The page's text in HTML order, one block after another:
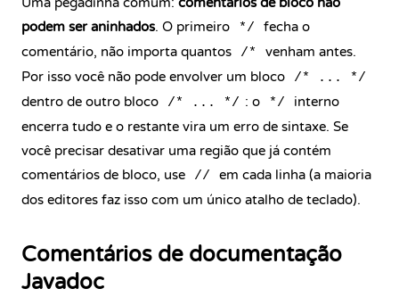
podem ser aninhados. O primeiro */
fecha o
comentário, não importa quantos
/*
venham antes.
Por isso você não pode envolver um bloco
/* ... */
dentro de outro bloco /* ... */ : o */
interno
encerra tudo e o restante vira um erro de sintaxe. Se
você precisar desativar uma região que já contém
comentários de bloco, use
//
em cada linha (a maioria
dos editores faz isso com um único atalho de teclado).
Comentários de documentação
Javadoc